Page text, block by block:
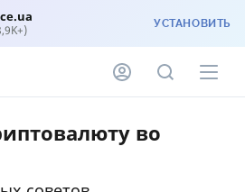
УСТАНОВИТЬ
во